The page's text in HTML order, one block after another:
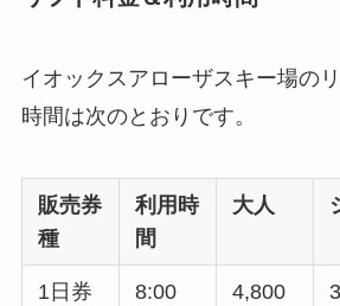
イオックスアローザスキー場の
時間は次のとおりです。
販売券
種
利用時
間
大人
1日券
8:00
4,800